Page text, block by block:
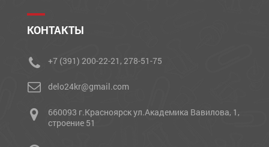
КОНТАКТЫ
+7 (391) 200-22-21, 278-51-75
delo24kr@gmail.com
660093 г.Красноярск ул.Академика Вавилова, 1,
строение 51